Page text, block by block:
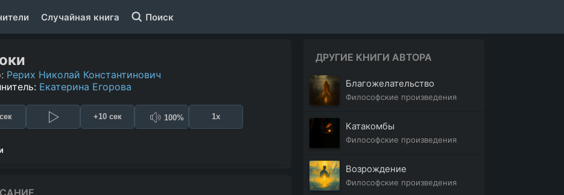
Случайная книга Поиск
Рерих Николай Константинович
Екатерина Егорова
+10 сек 100% 1x
ДРУГИЕ КНИГИ АВТОРА
Благожелательство
Философские произведения
Катакомбы
Философские произведения
Возрождение
Философские произведения